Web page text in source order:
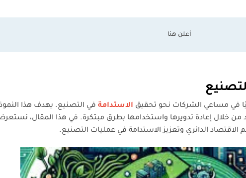
في مساعي الشركات نحو تحقيق الاستدامة في التصنيع. يهدف هذا
من خلال إعادة تدويرها واستخدامها بطرق مبتكرة. في هذا المقال،
الاقتصاد الدائري وتعزيز الاستدامة في عمليات التصنيع.